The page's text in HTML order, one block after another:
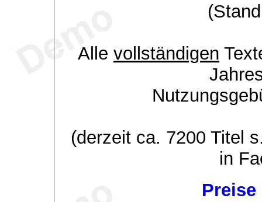
Alle vollständigen
(derzeit ca. 7200 Titel
in